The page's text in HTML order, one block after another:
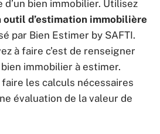
d’un bien immobilier. Utilisez
outil d’estimation immobilière
par Bien Estimer by SAFTI.
à faire c’est de renseigner
immobilier à estimer.
faire les calculs nécessaires
évaluation de la valeur de